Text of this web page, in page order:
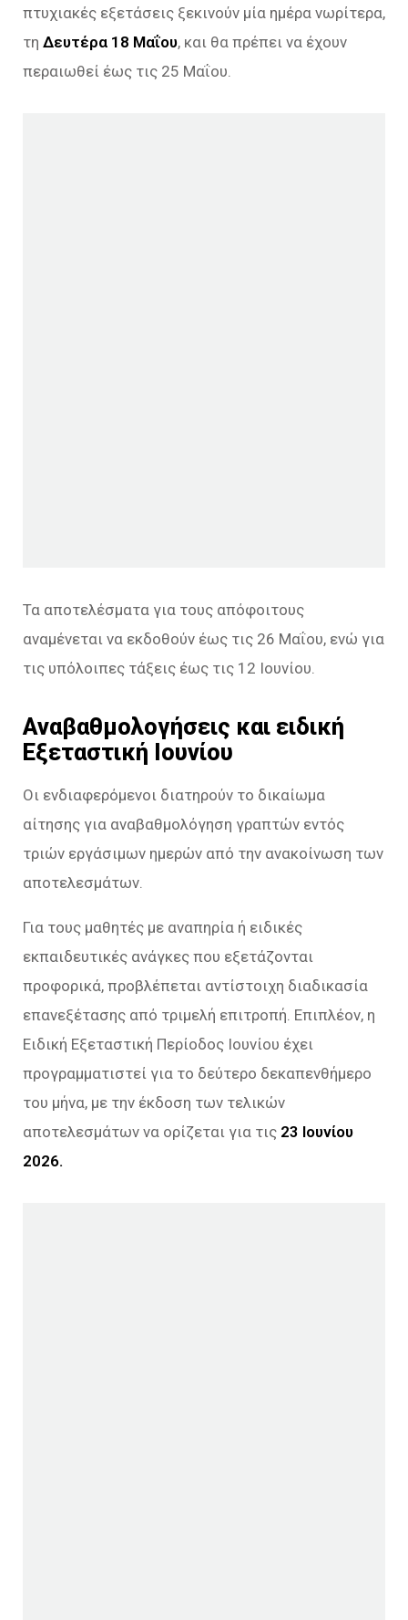
πτυχιακές εξετάσεις ξεκινούν μία ημέρα νωρίτερα,
τη Δευτέρα 18 Μαΐου, και θα πρέπει να έχουν
περαιωθεί έως τις 25 Μαΐου.
Τα αποτελέσματα για τους απόφοιτους
αναμένεται να εκδοθούν έως τις 26 Μαΐου, ενώ για
τις υπόλοιπες τάξεις έως τις 12 Ιουνίου.
Αναβαθμολογήσεις και ειδική
Εξεταστική Ιουνίου
Οι ενδιαφερόμενοι διατηρούν το δικαίωμα
αίτησης για αναβαθμολόγηση γραπτών εντός
τριών εργάσιμων ημερών από την ανακοίνωση των
αποτελεσμάτων.
Για τους μαθητές με αναπηρία ή ειδικές
εκπαιδευτικές ανάγκες που εξετάζονται
προφορικά, προβλέπεται αντίστοιχη διαδικασία
επανεξέτασης από τριμελή επιτροπή. Επιπλέον, η
Ειδική Εξεταστική Περίοδος Ιουνίου έχει
προγραμματιστεί για το δεύτερο δεκαπενθήμερο
του μήνα, με την έκδοση των τελικών
αποτελεσμάτων να ορίζεται για τις 23 Ιουνίου
2026.